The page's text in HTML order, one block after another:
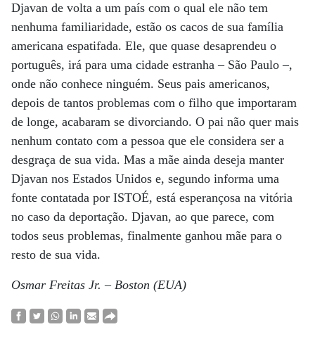
Djavan de volta a um país com o qual ele não tem
nenhuma familiaridade, estão os cacos de sua família
americana espatifada. Ele, que quase desaprendeu o
português, irá para uma cidade estranha – São Paulo –,
onde não conhece ninguém. Seus pais americanos,
depois de tantos problemas com o filho que importaram
de longe, acabaram se divorciando. O pai não quer mais
nenhum contato com a pessoa que ele considera ser a
desgraça de sua vida. Mas a mãe ainda deseja manter
Djavan nos Estados Unidos e, segundo informa uma
fonte contatada por ISTOÉ, está esperançosa na vitória
no caso da deportação. Djavan, ao que parece, com
todos seus problemas, finalmente ganhou mãe para o
resto de sua vida.
Osmar Freitas Jr. – Boston (EUA)